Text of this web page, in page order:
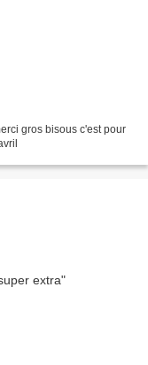
gros bisous c'est pour